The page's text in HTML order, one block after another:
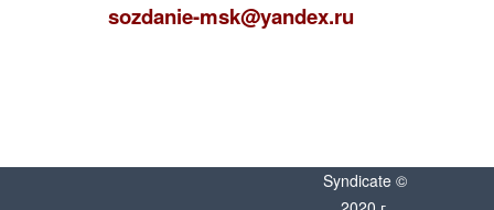
sozdanie-msk@yandex.ru
Syndicate ©